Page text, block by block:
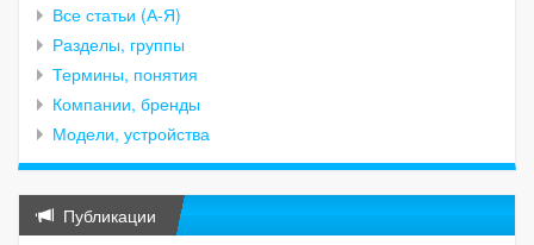
Все статьи (А-Я)
Разделы, группы
Термины, понятия
Компании, бренды
Модели, устройства
Публикации